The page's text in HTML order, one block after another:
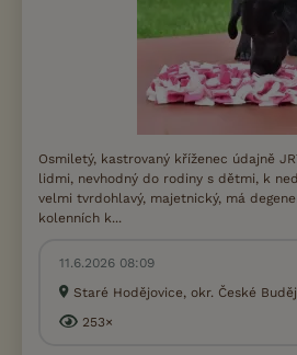
Osmiletý, kastrovaný kříženec údajně
lidmi, nevhodný do rodiny s dětmi, k
velmi tvrdohlavý, majetnický, má
kolenních k...
11.6.2026 08:09
Staré Hodějovice, okr. České
253×